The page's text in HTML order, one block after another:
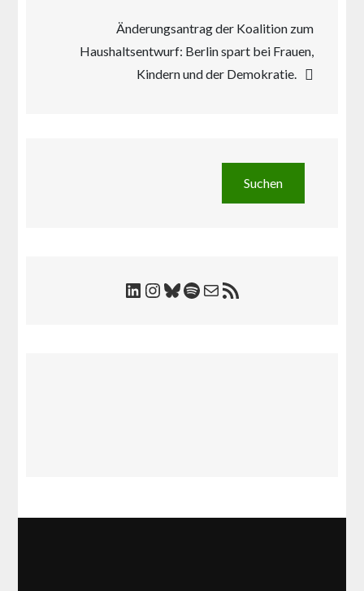
Änderungsantrag der Koalition zum
Haushaltsentwurf: Berlin spart bei Frauen,
Kindern und der Demokratie.
Suchen
LinkedIn
Instagram
Bluesky
Spotify
E-Mail
RSS-Feed